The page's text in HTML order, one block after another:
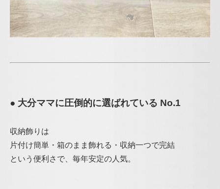
● 大分ママに圧倒的に選ばれている No.1
収納飾りは
片付け簡単・箱のまま飾れる・収納一つで完結
という便利さで、毎年安定の人気。